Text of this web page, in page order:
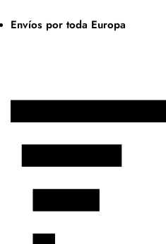
Envíos por toda Europa